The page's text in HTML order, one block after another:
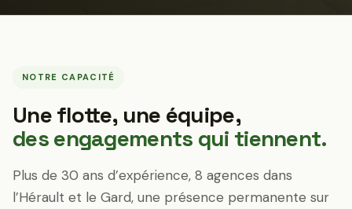
NOTRE CAPACITÉ
Une flotte, une équipe,
des engagements qui tiennent.
Plus de 30 ans d’expérience, 8 agences dans
l’Hérault et le Gard, une présence permanente sur